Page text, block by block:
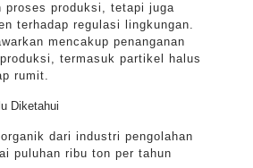
proses produksi, tetapi juga
terhadap regulasi lingkungan.
mencakup penanganan
termasuk partikel halus
rumit.
Diketahui
dari industri pengolahan
puluhan ribu ton per tahun